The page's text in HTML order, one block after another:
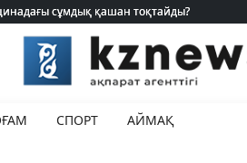
сұмдық қашан тоқтайды?
сұмдық қашан тоқтайды?
СПОРТ
АЙМАҚ